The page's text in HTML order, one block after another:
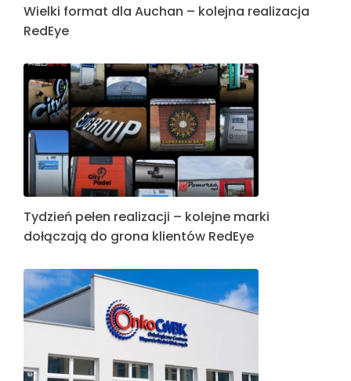
Wielki format dla Auchan – kolejna realizacja
RedEye
Tydzień pełen realizacji – kolejne marki
dołączają do grona klientów RedEye